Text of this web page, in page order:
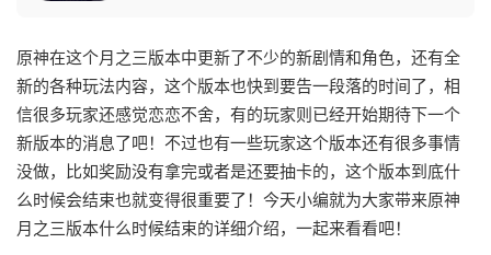
原神在这个月之三版本中更新了不少的新剧情和角色，还有全
新的各种玩法内容，这个版本也快到要告一段落的时间了，相
信很多玩家还感觉恋恋不舍，有的玩家则已经开始期待下一个
新版本的消息了吧！不过也有一些玩家这个版本还有很多事情
没做，比如奖励没有拿完或者是还要抽卡的，这个版本到底什
么时候会结束也就变得很重要了！今天小编就为大家带来原神
月之三版本什么时候结束的详细介绍，一起来看看吧！